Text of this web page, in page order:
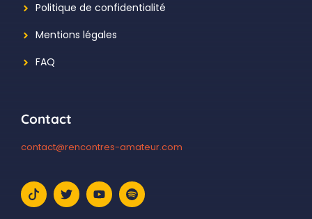
Politique de confidentialité
Mentions légales
FAQ
Contact
contact@rencontres-amateur.com